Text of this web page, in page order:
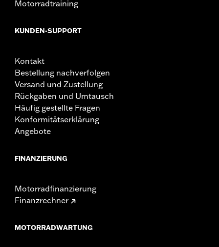
Motorradtraining
KUNDEN-SUPPORT
Kontakt
Bestellung nachverfolgen
Versand und Zustellung
Rückgaben und Umtausch
Häufig gestellte Fragen
Konformitätserklärung
Angebote
FINANZIERUNG
Motorradfinanzierung
Finanzrechner
MOTORRADWARTUNG